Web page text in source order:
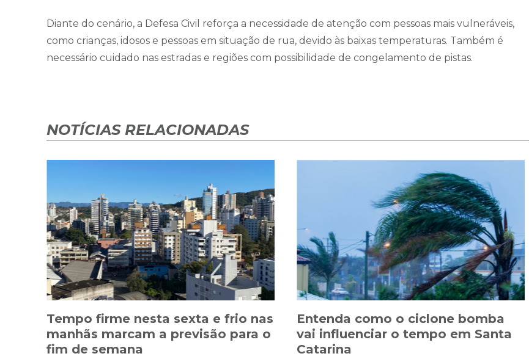
Diante do cenário, a Defesa Civil reforça a necessidade de atenção com pessoas mais vulneráveis,
como crianças, idosos e pessoas em situação de rua, devido às baixas temperaturas. Também é
necessário cuidado nas estradas e regiões com possibilidade de congelamento de pistas.
NOTÍCIAS RELACIONADAS
Tempo firme nesta sexta e frio nas
manhãs marcam a previsão para o
fim de semana
Entenda como o ciclone bomba
vai influenciar o tempo em Santa
Catarina